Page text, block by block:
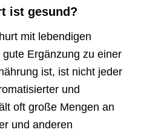
ist gesund?
mit lebendigen
Ergänzung zu einer
ist, ist nicht jeder
und
oft große Mengen an
und anderen